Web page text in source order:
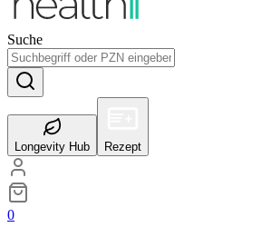
Suche
Longevity Hub Rezept
0